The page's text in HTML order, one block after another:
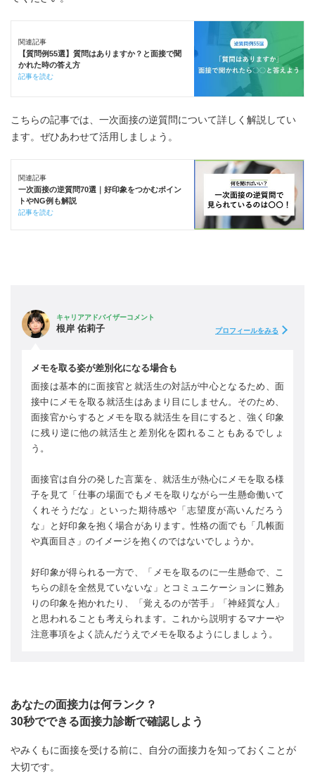
関連記事
【質問例55選】質問はありますか？と面接で聞
かれた時の答え方
記事を読む
こちらの記事では、一次面接の逆質問について詳しく解説してい
ます。ぜひあわせて活用しましょう。
関連記事
一次面接の逆質問70選｜好印象をつかむポイン
トやNG例も解説
記事を読む
キャリアアドバイザーコメント
根岸 佑莉子 プロフィールをみる
メモを取る姿が差別化になる場合も
面接は基本的に面接官と就活生の対話が中心となるため、面
接中にメモを取る就活生はあまり目にしません。そのため、
面接官からするとメモを取る就活生を目にすると、強く印象
に残り逆に他の就活生と差別化を図れることもあるでしょ
う。
面接官は自分の発した言葉を、就活生が熱心にメモを取る様
子を見て「仕事の場面でもメモを取りながら一生懸命働いて
くれそうだな」といった期待感や「志望度が高いんだろう
な」と好印象を抱く場合があります。性格の面でも「几帳面
や真面目さ」のイメージを抱くのではないでしょうか。
好印象が得られる一方で、「メモを取るのに一生懸命で、こ
ちらの顔を全然見ていないな」とコミュニケーションに難あ
りの印象を抱かれたり、「覚えるのが苦手」「神経質な人」
と思われることも考えられます。これから説明するマナーや
注意事項をよく読んだうえでメモを取るようにしましょう。
あなたの面接力は何ランク？
30秒でできる面接力診断で確認しよう
やみくもに面接を受ける前に、自分の面接力を知っておくことが
大切です。